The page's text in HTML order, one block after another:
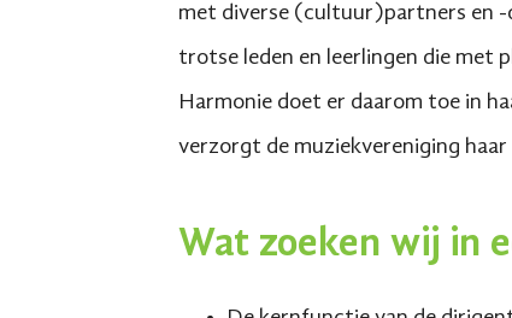
met diverse (cultuur)partners en -
trotse leden en leerlingen die met
Harmonie doet er daarom toe in
verzorgt de muziekvereniging haar
Wat zoeken wij in